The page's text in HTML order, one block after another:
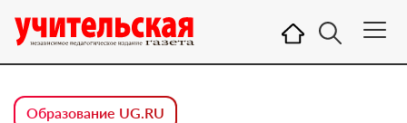
Образование UG.RU